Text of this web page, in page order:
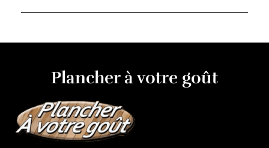
Plancher à votre goût